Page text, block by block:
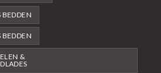
BEDDEN
BEDDEN
&